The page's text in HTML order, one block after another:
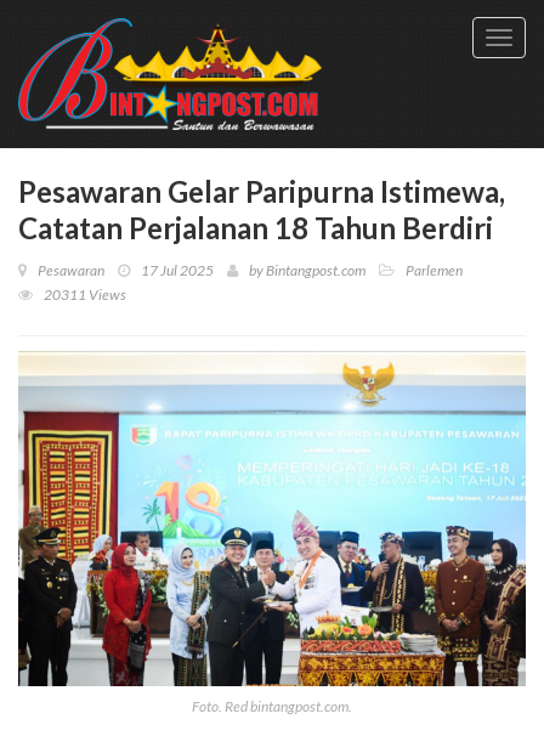
Pesawaran Gelar Paripurna Istimewa,
Catatan Perjalanan 18 Tahun Berdiri
Pesawaran 17 Jul 2025 by Bintangpost.com
Parlemen
20311 Views
Foto. Red bintangpost.com.